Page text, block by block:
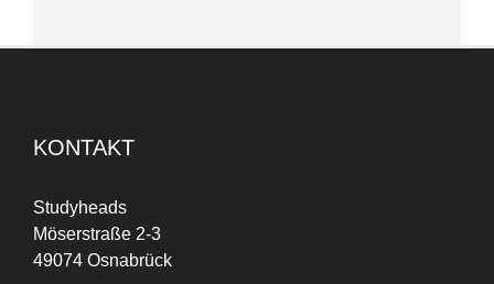
KONTAKT
Studyheads
Möserstraße 2-3
49074 Osnabrück